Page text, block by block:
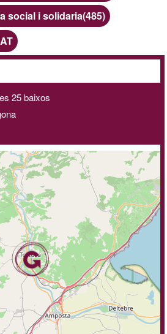
social i solidaria(485)
25 baixos